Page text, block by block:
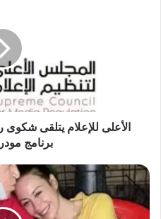
برنامجالأعلى للإعلام يتلقى
برنامج
كريم
عبد
العزيز